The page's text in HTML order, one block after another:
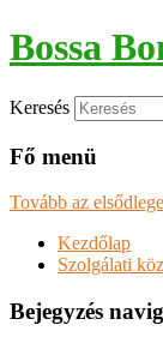
Bossa
Keresés
Fő menü
Tovább az
Kezdőlap
Szolgálati
Bejegyzés